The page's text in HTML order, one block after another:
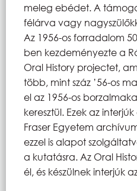
meleg ebédet. A
félárva vagy
Az 1956-os forradalom
ben kezdeményezte a
Oral History projectet,
több, mint száz ’56-os
el az 1956-os
keresztül. Ezek az
Fraser Egyetem
ezzel is alapot
a kutatásra. Az Oral
él, és készülnek interjúk